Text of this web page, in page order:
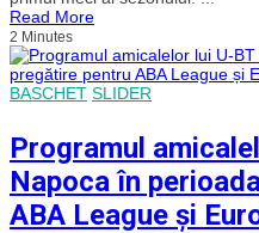
Read More
2 Minutes
BASCHET SLIDER
Programul
Napoca în
ABA League și